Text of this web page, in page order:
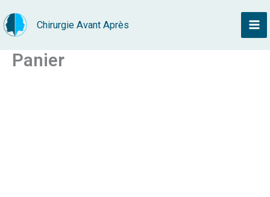
au
Chirurgie Avant Après
Panier